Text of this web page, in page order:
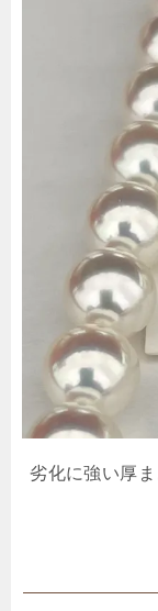
劣化に強い厚